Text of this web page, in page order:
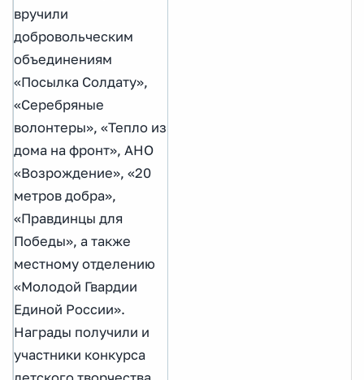
вручили
добровольческим
объединениям
«Посылка Солдату»,
«Серебряные
волонтеры», «Тепло из
дома на фронт», АНО
«Возрождение», «20
метров добра»,
«Правдинцы для
Победы», а также
местному отделению
«Молодой Гвардии
Единой России».
Награды получили и
участники конкурса